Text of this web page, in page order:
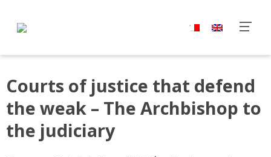
Courts of justice that defend
the weak – The Archbishop to
the judiciary